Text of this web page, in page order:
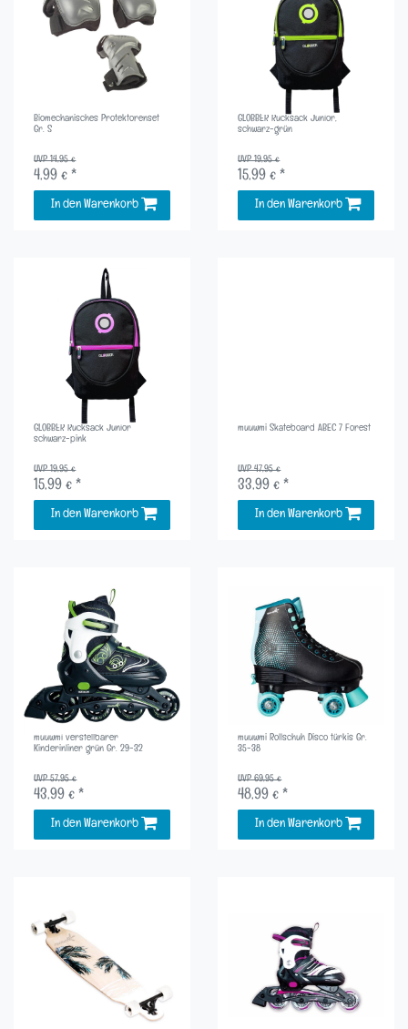
Biomechanisches Protektorenset
Gr. S
UVP 14,95 €
4,99 € *
In den Warenkorb
GLOBBER Rucksack Junior,
schwarz-grün
UVP 19,95 €
15,99 € *
In den Warenkorb
GLOBBER Rucksack Junior
schwarz-pink
UVP 19,95 €
15,99 € *
In den Warenkorb
muuwmi Skateboard ABEC 7 Forest
UVP 47,95 €
33,99 € *
In den Warenkorb
muuwmi verstellbarer
Kinderinliner grün Gr. 29-32
UVP 57,95 €
43,99 € *
In den Warenkorb
muuwmi Rollschuh Disco türkis Gr.
35-38
UVP 69,95 €
48,99 € *
In den Warenkorb